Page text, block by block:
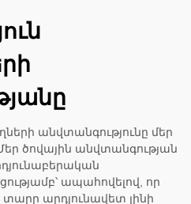
անվտանգությունը մեր
ծովային անվտանգության
ապահովելով, որ
տարր արդյունավետ լինի